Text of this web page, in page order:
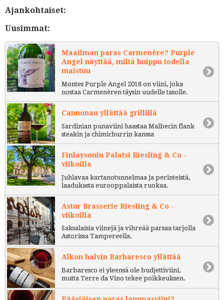
Ajankohtaiset:
Uusimmat:
Maailman paras Carmenère? Purple
Angel näyttää, miltä huippu todella
maistuu
Montes Purple Angel 2018 on viini, joka
nostaa Carmenèren täysin uudelle tasolle.
Cannonau yllättää grillillä
Sardinian punaviini haastaa Malbecin flank
steakin ja chimichurrin kanssa
Finlaysonin Palatsi Riesling & Co -
viikoilla
Juhlavaa kartanotunnelmaa ja perinteistä,
laadukasta eurooppalaista ruokaa.
Astor Brasserie Riesling & Co -
viikoilla
Saksalaisia viinejä ja vihreää parsaa tarjolla
Astorissa Tampereella.
Alkon halvin Barbaresco yllättää
Barbaresco ei yleensä ole budjettiviini,
mutta Terre da Vino tekee poikkeuksen.